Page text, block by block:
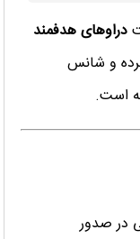
دراوهای هدفمند
و شانس
است.
در صدور